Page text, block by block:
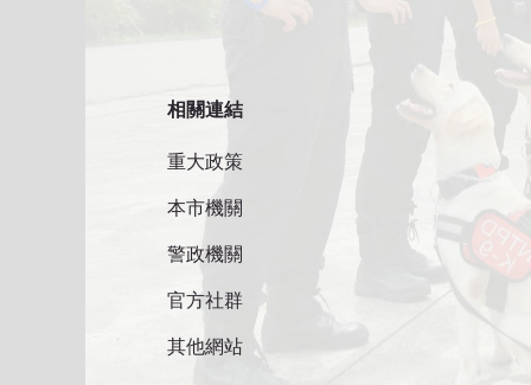
相關連結
重大政策
本市機關
警政機關
官方社群
其他網站